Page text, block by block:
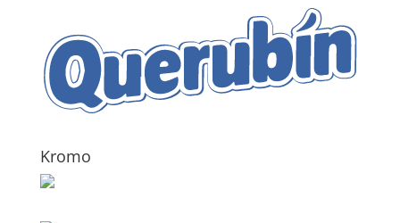
Kromo